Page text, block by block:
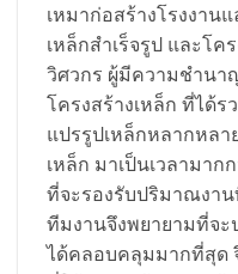
เหมาก่อสร้างโรงงาน
เหล็กสำเร็จรูป และโค
วิศวกร ผู้มีความชำนา
โครงสร้างเหล็ก ที่ได้
แปรรูปเหล็กหลากหล
เหล็ก มาเป็นเวลามาก
ที่จะรองรับปริมาณงา
ทีมงานจึงพยายามที่จะ
ได้คลอบคลุมมากที่สุด